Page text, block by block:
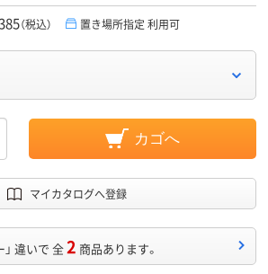
（税込） 置き場所指定 利用可
カゴへ
マイカタログへ登録
」 違いで 全2 商品あります。